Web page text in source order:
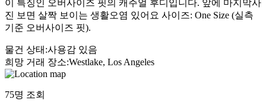
이 특징인 오버사이즈 핏의 캐주얼 후디입니다. 앞에 마지막사
진 보면 살짝 보이는 생활오염 있어요 사이즈: One Size (실측
기준 오버사이즈 핏).
물건 상태 :사용감 있음
희망 거래 장소:Westlake, Los Angeles
75명 조회